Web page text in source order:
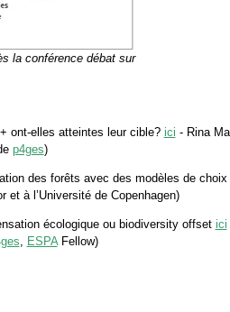
la conférence débat sur
ont-elles atteintes leur cible? ici - Rina
p4ges)
des forêts avec des modèles de
et à l’Université de Copenhagen)
écologique ou biodiversity offset ici
ESPAFellow)